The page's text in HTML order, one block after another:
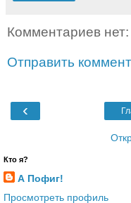
Комментариев нет:
Отправить
‹
Кто я?
А Пофиг!
Просмотреть профиль